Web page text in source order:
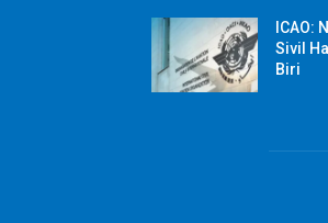
ICAO:
Sivil
Biri